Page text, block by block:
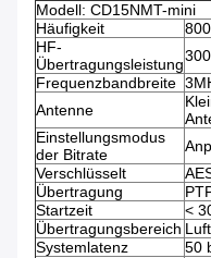
Modell: CD15NMT-mini
Häufigkeit
HF-
Übertragungsleistung
Frequenzbandbreite
Antenne
Einstellungsmodus
der Bitrate
Verschlüsselt
Übertragung
Startzeit
<
Übertragungsbereich
Systemlatenz
50